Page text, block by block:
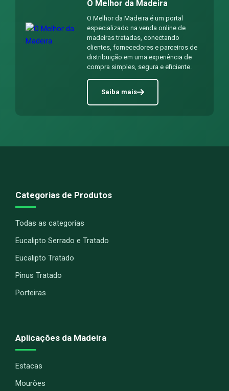
O Melhor da Madeira
O Melhor da Madeira é um portal
especializado na venda online de
madeiras tratadas, conectando
clientes, fornecedores e parceiros de
distribuição em uma experiência de
compra simples, segura e eficiente.
Saiba mais
Categorias de Produtos
Todas as categorias
Eucalipto Serrado e Tratado
Eucalipto Tratado
Pinus Tratado
Porteiras
Aplicações da Madeira
Estacas
Mourões